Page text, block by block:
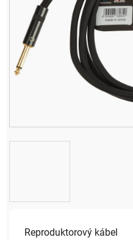
Reproduktorový kábel